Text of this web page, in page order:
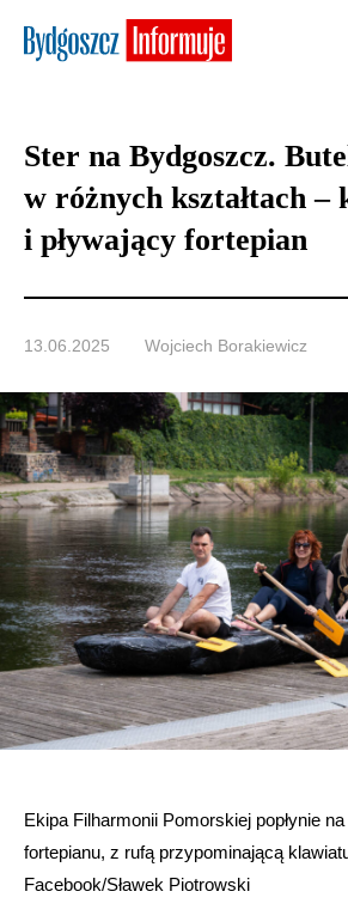
Ster na Bydgoszcz.
w różnych kształtach –
i pływający fortepian
13.06.2025 Wojciech Borakiewicz
Ekipa Filharmonii Pomorskiej popłynie na
fortepianu, z rufą przypominającą
Facebook/Sławek Piotrowski